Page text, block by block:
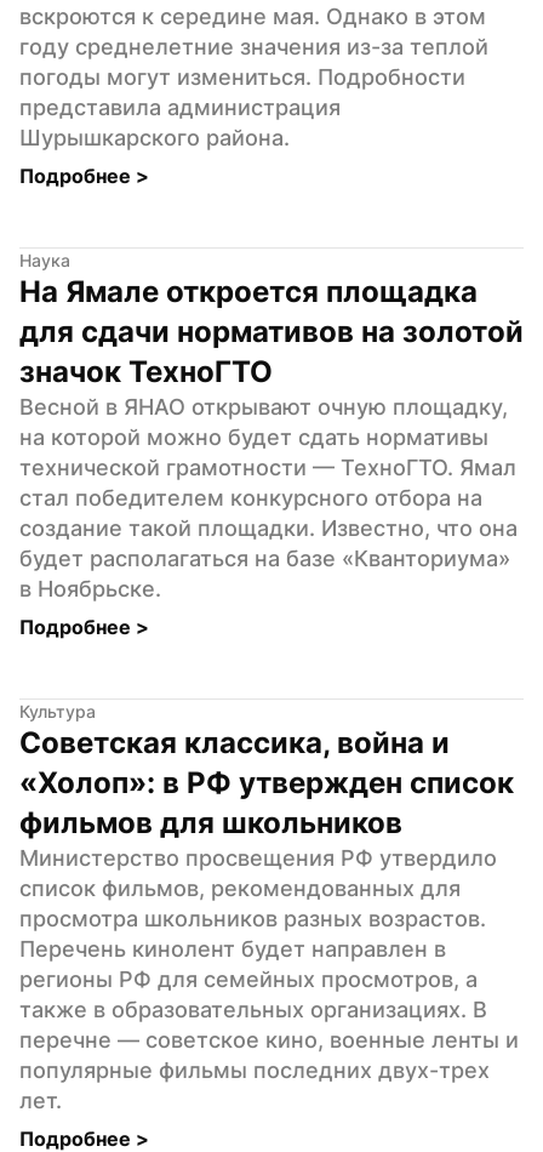
вскроются к середине мая. Однако в этом
году среднелетние значения из-за теплой
погоды могут измениться. Подробности
представила администрация
Шурышкарского района.
Подробнее >
Наука
На Ямале откроется площадка
для сдачи нормативов на золотой
значок ТехноГТО
Весной в ЯНАО открывают очную площадку,
на которой можно будет сдать нормативы
технической грамотности — ТехноГТО. Ямал
стал победителем конкурсного отбора на
создание такой площадки. Известно, что она
будет располагаться на базе «Кванториума»
в Ноябрьске.
Подробнее >
Культура
Советская классика, война и
«Холоп»: в РФ утвержден список
фильмов для школьников
Министерство просвещения РФ утвердило
список фильмов, рекомендованных для
просмотра школьников разных возрастов.
Перечень кинолент будет направлен в
регионы РФ для семейных просмотров, а
также в образовательных организациях. В
перечне — советское кино, военные ленты и
популярные фильмы последних двух-трех
лет.
Подробнее >